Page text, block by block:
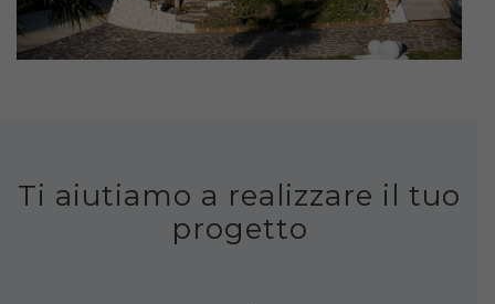
Ti aiutiamo a realizzare il tuo
progetto